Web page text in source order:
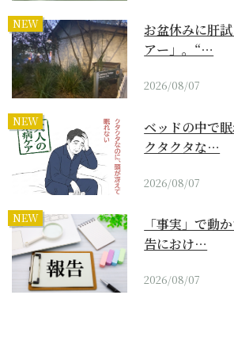
NEW
お盆休みに肝
アー」。“…
2026/08/07
NEW
ベッドの中で
クタクタな…
2026/08/07
NEW
「事実」で動
告におけ…
2026/08/07